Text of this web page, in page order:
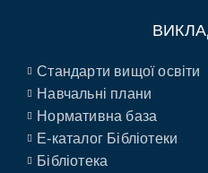
Стандарти вищої освіти
Навчальні плани
Нормативна база
E-каталог Бібліотеки
Бібліотека